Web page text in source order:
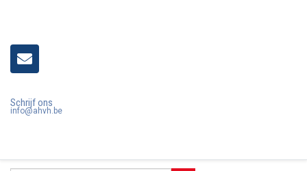
Schrijf ons
info@ahvh.be